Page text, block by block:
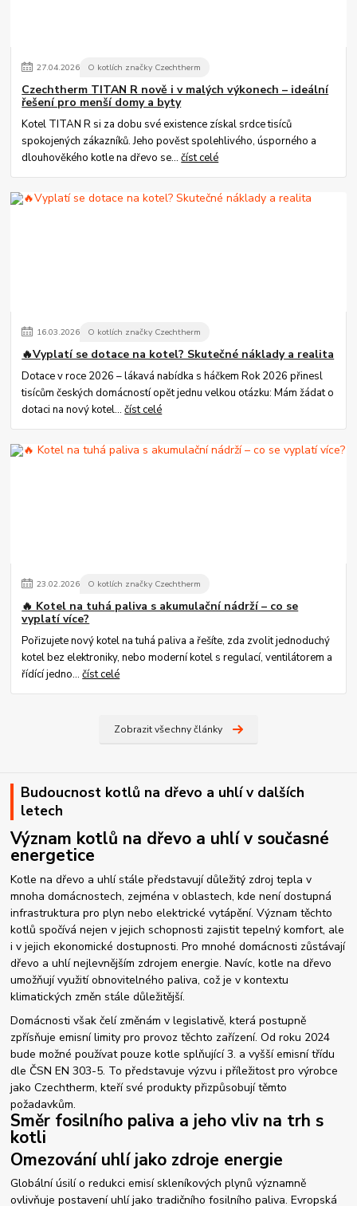
27.04.2026 O kotlích značky Czechtherm
Czechtherm TITAN R nově i v malých výkonech – ideální
řešení pro menší domy a byty
Kotel TITAN R si za dobu své existence získal srdce tisíců
spokojených zákazníků. Jeho pověst spolehlivého, úsporného a
dlouhověkého kotle na dřevo se...číst celé
16.03.2026 O kotlích značky Czechtherm
🔥Vyplatí se dotace na kotel? Skutečné náklady a realita
Dotace v roce 2026 – lákavá nabídka s háčkem Rok 2026 přinesl
tisícům českých domácností opět jednu velkou otázku: Mám žádat o
dotaci na nový kotel...číst celé
23.02.2026 O kotlích značky Czechtherm
🔥 Kotel na tuhá paliva s akumulační nádrží – co se
vyplatí více?
Pořizujete nový kotel na tuhá paliva a řešíte, zda zvolit jednoduchý
kotel bez elektroniky, nebo moderní kotel s regulací, ventilátorem a
řídící jedno...číst celé
Zobrazit všechny články
Budoucnost kotlů na dřevo a uhlí v dalších
letech
Význam kotlů na dřevo a uhlí v současné
energetice
Kotle na dřevo a uhlí stále představují důležitý zdroj tepla v
mnoha domácnostech, zejména v oblastech, kde není dostupná
infrastruktura pro plyn nebo elektrické vytápění. Význam těchto
kotlů spočívá nejen v jejich schopnosti zajistit tepelný komfort, ale
i v jejich ekonomické dostupnosti. Pro mnohé domácnosti zůstávají
dřevo a uhlí nejlevnějším zdrojem energie. Navíc, kotle na dřevo
umožňují využití obnovitelného paliva, což je v kontextu
klimatických změn stále důležitější.
Domácnosti však čelí změnám v legislativě, která postupně
zpřísňuje emisní limity pro provoz těchto zařízení. Od roku 2024
bude možné používat pouze kotle splňující 3. a vyšší emisní třídu
dle ČSN EN 303-5. To představuje výzvu i příležitost pro výrobce
jako Czechtherm, kteří své produkty přizpůsobují těmto
požadavkům.
Směr fosilního paliva a jeho vliv na trh s
kotli
Omezování uhlí jako zdroje energie
Globální úsilí o redukci emisí skleníkových plynů významně
ovlivňuje postavení uhlí jako tradičního fosilního paliva. Evropská